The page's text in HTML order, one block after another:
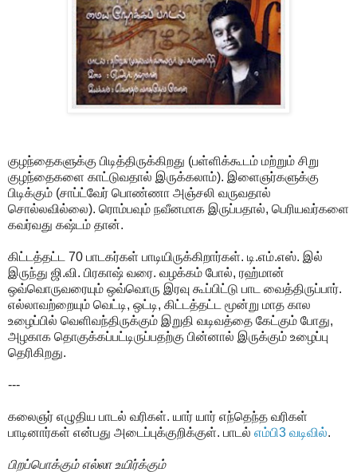
குழந்தைகளுக்கு பிடித்திருக்கிறது (பள்ளிக்கூடம் மற்றும் சிறு
குழந்தைகளை காட்டுவதால் இருக்கலாம்). இளைஞர்களுக்கு
பிடிக்கும் (சாப்ட்வேர் பொண்ணா அஞ்சலி வருவதால்
சொல்லவில்லை). ரொம்பவும் நவீனமாக இருப்பதால், பெரியவர்களை
கவர்வது கஷ்டம் தான்.
கிட்டத்தட்ட 70 பாடகர்கள் பாடியிருக்கிறார்கள். டி.எம்.எஸ். இல்
இருந்து ஜி.வி. பிரகாஷ் வரை. வழக்கம் போல், ரஹ்மான்
ஒவ்வொருவரையும் ஒவ்வொரு இரவு கூப்பிட்டு பாட வைத்திருப்பார்.
எல்லாவற்றையும் வெட்டி, ஒட்டி, கிட்டத்தட்ட மூன்று மாத கால
உழைப்பில் வெளிவந்திருக்கும் இறுதி வடிவத்தை கேட்கும் போது,
அழகாக தொகுக்கப்பட்டிருப்பதற்கு பின்னால் இருக்கும் உழைப்பு
தெரிகிறது.
---
கலைஞர் எழுதிய பாடல் வரிகள். யார் யார் எந்தெந்த வரிகள்
பாடினார்கள் என்பது அடைப்புக்குறிக்குள். பாடல் எம்பி3 வடிவில்.
பிறப்பொக்கும் எல்லா உயிர்க்கும்